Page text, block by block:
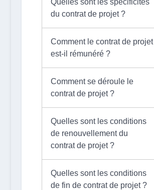
du contrat de projet ?
Comment le contrat de projet
est-il rémunéré ?
Comment se déroule le
contrat de projet ?
Quelles sont les conditions
de renouvellement du
contrat de projet ?
Quelles sont les conditions
de fin de contrat de projet ?